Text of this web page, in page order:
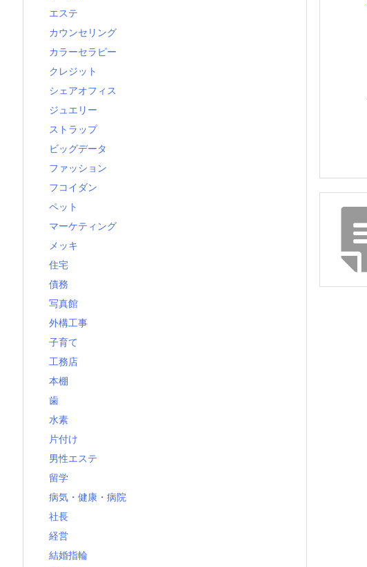
エステ
カウンセリング
カラーセラピー
クレジット
シェアオフィス
ジュエリー
ストラップ
ビッグデータ
ファッション
フコイダン
ペット
マーケティング
メッキ
住宅
債務
写真館
外構工事
子育て
工務店
本棚
歯
水素
片付け
男性エステ
留学
病気・健康・病院
社長
経営
結婚指輪